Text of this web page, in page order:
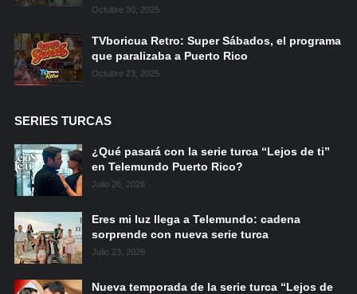
Octubre 30, 2025
TVboricua Retro: Super Sábados, el programa
que paralizaba a Puerto Rico
Octubre 23, 2025
SERIES TURCAS
¿Qué pasará con la serie turca “Lejos de ti”
en Telemundo Puerto Rico?
Julio 26, 2026
Eres mi luz llega a Telemundo: cadena
sorprende con nueva serie turca
Julio 23, 2026
Nueva temporada de la serie turca “Lejos de